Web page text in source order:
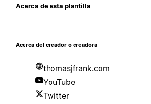
Acerca de esta plantilla
Acerca del creador o creadora
thomasjfrank.com
YouTube
Twitter